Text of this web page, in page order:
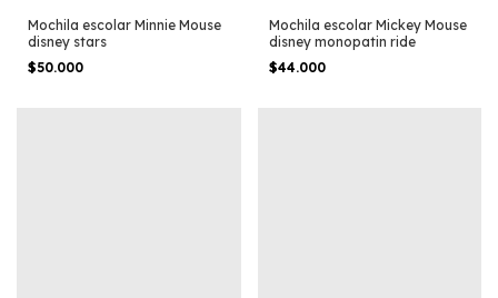
Mochila escolar Minnie Mouse
disney stars
$50.000
Mochila escolar Mickey Mouse
disney monopatin ride
$44.000